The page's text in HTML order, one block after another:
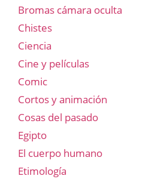
Bromas cámara oculta
Chistes
Ciencia
Cine y películas
Comic
Cortos y animación
Cosas del pasado
Egipto
El cuerpo humano
Etimología